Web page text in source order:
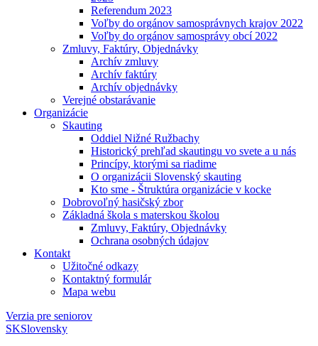
Referendum 2023
Voľby do orgánov samosprávnych krajov 2022
Voľby do orgánov samosprávy obcí 2022
Zmluvy, Faktúry, Objednávky
Archív zmluvy
Archív faktúry
Archív objednávky
Verejné obstarávanie
Organizácie
Skauting
Oddiel Nižné Ružbachy
Historický prehľad skautingu vo svete a u nás
Princípy, ktorými sa riadime
O organizácii Slovenský skauting
Kto sme - Štruktúra organizácie v kocke
Dobrovoľný hasičský zbor
Základná škola s materskou školou
Zmluvy, Faktúry, Objednávky
Ochrana osobných údajov
Kontakt
Užitočné odkazy
Kontaktný formulár
Mapa webu
Verzia pre seniorov
SKSlovensky